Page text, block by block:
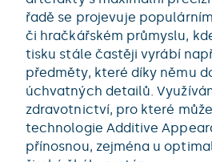
řadě se projevuje
či hračkářském průmyslu,
tisku stále častěji vyrábí
předměty, které díky němu
úchvatných detailů.
zdravotnictví, pro které
technologie Additive
přínosnou, zejména u